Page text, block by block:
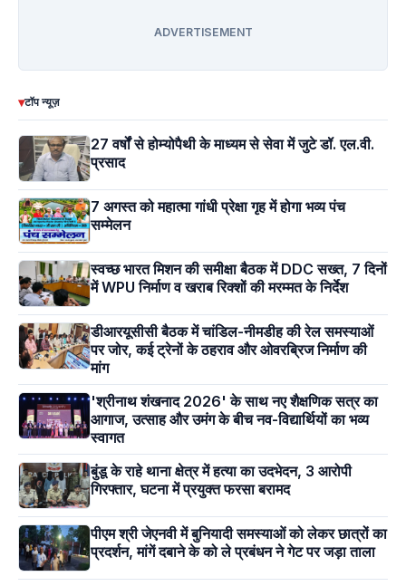
ADVERTISEMENT
▾टॉप न्यूज़
27 वर्षों से होम्योपैथी के माध्यम से सेवा में जुटे डॉ. एल.वी.
प्रसाद
7 अगस्त को महात्मा गांधी प्रेक्षा गृह में होगा भव्य पंच
सम्मेलन
स्वच्छ भारत मिशन की समीक्षा बैठक में DDC सख्त, 7 दिनों
में WPU निर्माण व खराब रिक्शों की मरम्मत के निर्देश
डीआरयूसीसी बैठक में चांडिल-नीमडीह की रेल समस्याओं
पर जोर, कई ट्रेनों के ठहराव और ओवरब्रिज निर्माण की
मांग
'श्रीनाथ शंखनाद 2026' के साथ नए शैक्षणिक सत्र का
आगाज, उत्साह और उमंग के बीच नव-विद्यार्थियों का भव्य
स्वागत
बुंडू के राहे थाना क्षेत्र में हत्या का उदभेदन, 3 आरोपी
गिरफ्तार, घटना में प्रयुक्त फरसा बरामद
पीएम श्री जेएनवी में बुनियादी समस्याओं को लेकर छात्रों का
प्रदर्शन, मांगें दबाने के को ले प्रबंधन ने गेट पर जड़ा ताला